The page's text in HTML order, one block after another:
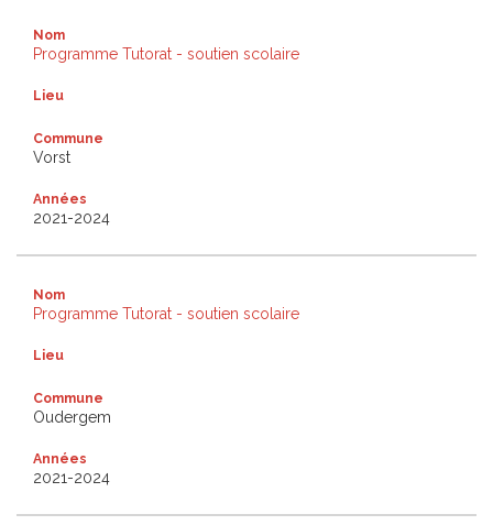
Nom
Programme Tutorat - soutien scolaire
Lieu
Commune
Vorst
Années
2021-2024
Nom
Programme Tutorat - soutien scolaire
Lieu
Commune
Oudergem
Années
2021-2024